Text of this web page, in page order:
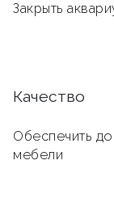
Закрыть
Качество
Обеспечить
мебели